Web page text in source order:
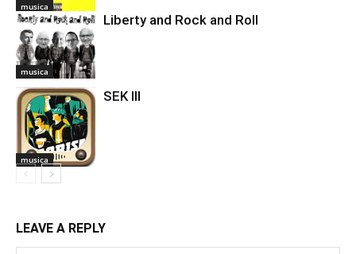
musica
musica
Liberty and Rock and Roll
musica
SEK III
LEAVE A REPLY